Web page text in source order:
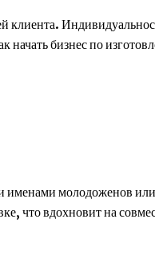
начать бизнес по
именами молодоженов
что вдохновит на